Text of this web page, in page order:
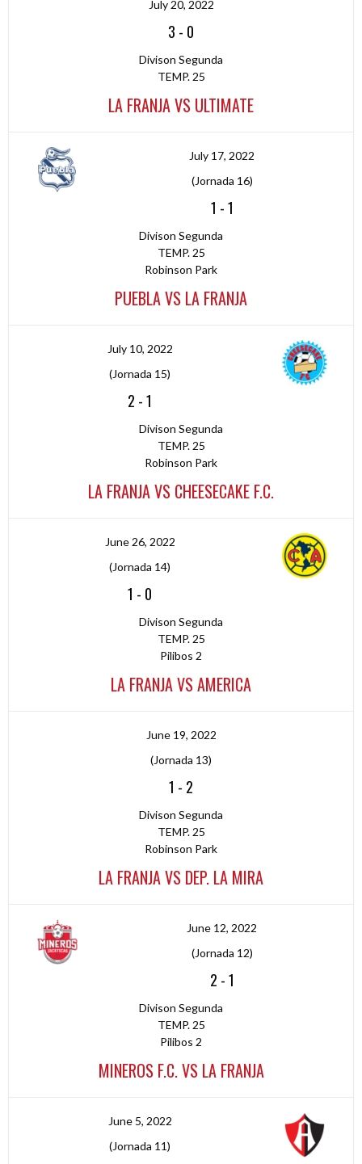
July 20, 2022
3 - 0
Divison Segunda
TEMP. 25
LA FRANJA VS ULTIMATE
July 17, 2022
(Jornada 16)
1 -1
Divison Segunda
TEMP. 25
Robinson Park
PUEBLA VS LA FRANJA
July 10, 2022
(Jornada 15)
2 -1
Divison Segunda
TEMP. 25
Robinson Park
LA FRANJA VS CHEESECAKE F.C.
June 26, 2022
(Jornada 14)
1 - 0
Divison Segunda
TEMP. 25
Pilibos 2
LA FRANJA VS AMERICA
June 19, 2022
(Jornada 13)
1 - 2
Divison Segunda
TEMP. 25
Robinson Park
LA FRANJA VS DEP. LA MIRA
June 12, 2022
(Jornada 12)
2 -1
Divison Segunda
TEMP. 25
Pilibos 2
MINEROS F.C. VS LA FRANJA
June 5, 2022
(Jornada 11)